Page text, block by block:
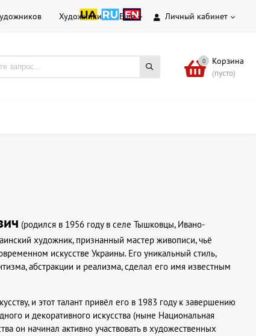
Личный кабинет
Художники Еще
0 Корзина
(пусто)
(родился в 1956 году в селе Тышковцы, Ивано-
художник, признанный мастер живописи, чьё
искусстве Украины. Его уникальный стиль,
абстракции и реализма, сделал его имя известным
и этот талант привёл его в 1983 году к завершению
и декоративного искусства (ныне Национальная
он начинал активно участвовать в художественных